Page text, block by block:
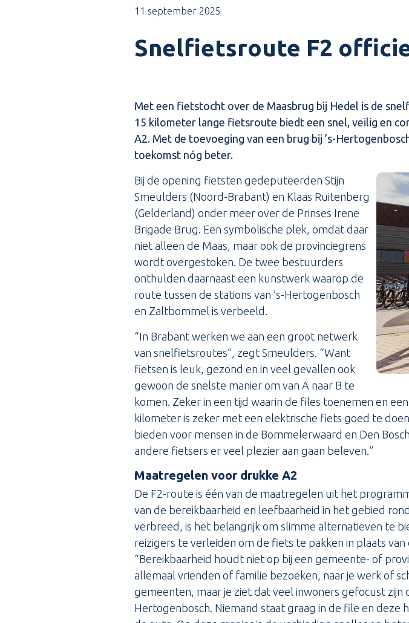
11 september 2025
Snelfietsroute F2
Met een fietstocht over de Maasbrug bij Hedel is de
15 kilometer lange fietsroute biedt een snel, veilig en
A2. Met de toevoeging van een brug bij ’s-
toekomst nóg beter.
Bij de opening fietsten gedeputeerden Stijn
Smeulders (Noord-Brabant) en Klaas Ruitenberg
(Gelderland) onder meer over de Prinses Irene
Brigade Brug. Een symbolische plek, omdat daar
niet alleen de Maas, maar ook de provinciegrens
wordt overgestoken. De twee bestuurders
onthulden daarnaast een kunstwerk waarop de
route tussen de stations van ’s-Hertogenbosch
en Zaltbommel is verbeeld.
“In Brabant werken we aan een groot netwerk
van snelfietsroutes”, zegt Smeulders. “Want
fietsen is leuk, gezond en in veel gevallen ook
gewoon de snelste manier om van A naar B te
komen. Zeker in een tijd waarin de files toenemen en
kilometer is zeker met een elektrische fiets goed te
bieden voor mensen in de Bommelerwaard en Den
andere fietsers er veel plezier aan gaan beleven.”
Maatregelen voor drukke A2
De F2-route is één van de maatregelen uit het
van de bereikbaarheid en leefbaarheid in het gebied
verbreed, is het belangrijk om slimme alternatieven te
reizigers te verleiden om de fiets te pakken in plaats van
“Bereikbaarheid houdt niet op bij een gemeente- of
allemaal vrienden of familie bezoeken, naar je werk of
gemeenten, maar je ziet dat veel inwoners gefocust zijn
Hertogenbosch. Niemand staat graag in de file en